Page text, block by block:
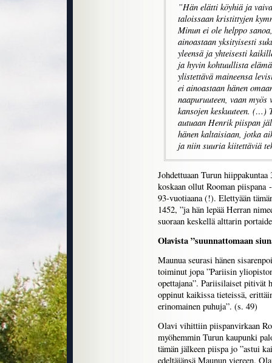
”Hän elätti köyhiä ja
taloissaan kristittyjen
Minun ei ole helppo
ainoastaan yksityisesti
yleensä ja yhteisesti
ja hyvin kohtuullista
ylistettävä maineensa
ei ainoastaan hänen
naapuruuteen, vaan myös
kansojen keskuuteen. (…)
autuaan Henrik piispan
hänen kaltaisiaan, jotka
ja niin suuria kiitettäviä
Johdettuaan Turun
koskaan ollut Rooman
93-vuotiaana (!). Elettyään
1452, ”ja hän lepää Herran
suoraan keskellä alttarin
Olavista ”suunnattomaan
Maunua seurasi hänen
toiminut jopa ”Pariisin
opettajana”. Pariisilaiset pitivät
oppinut kaikissa tieteissä,
erinomainen puhuja”. (s. 49)
Olavi vihittiin piispanvirkaan
myöhemmin Turun kaupunki
tämän jälkeen piispa jo ”astui
edeltäjänsä Maunun viereen.